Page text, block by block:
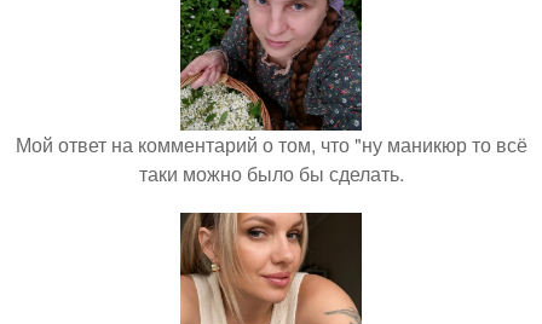
Мой ответ на комментарий о том, что "ну маникюр то всё
таки можно было бы сделать.